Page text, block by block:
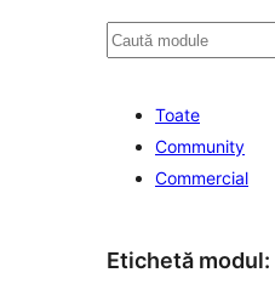
Caută
Toate
Community
Commercial
Etichetă modul: